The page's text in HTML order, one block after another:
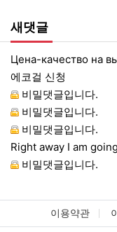
새댓글
에코걸 신청
비밀댓글입니다.
비밀댓글입니다.
비밀댓글입니다.
비밀댓글입니다.
이용약관